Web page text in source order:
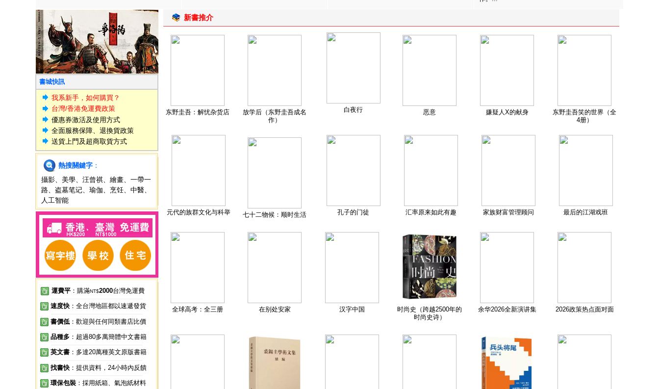
書城快訊
我系新手，如何購買？
台灣/香港免運費政策
優惠券激活及使用方式
全面服務保障、退換貨政策
送貨上門及超商取貨方式
熱搜關鍵字 ：
攝影
美學 汪曾祺 繪畫
一帶一
路
盗墓笔记 瑜伽 烹饪 中醫
人工智能
運費平 ：購滿NT$2000台灣免運費
速度快 ：全台灣地區都以速遞發貨
書價低 ：歡迎與任何同類書店比價
品種多 ：超過80多萬簡體中文書籍
英文書 ：多達20萬種英文原版書籍
找書快 ：提供資料，24小時內反饋
環保包裝 ：採用紙箱、氣泡紙材料
新書推介
东野圭吾：解忧杂货店
放学后（东野圭吾成名
作）
白夜行 恶意 嫌疑人X的献身
东野圭吾笑的世界（全
4册）
元代的族群文化与科举 七十二物候：顺时生活 孔子的门徒 汇率原来如此有趣 家族财富管理顾问 最后的江湖戏班
全球高考：全三册 在别处安家 汉字中国
时尚史（跨越2500年的
时尚史诗）
余华2026全新演讲集 2026政策热点面对面